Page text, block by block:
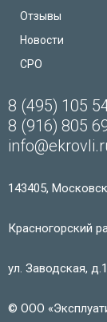
Отзывы
Новости
СРО
8 (495) 105
8 (916) 805
143405,
Красногорский
ул. Заводская,
© ООО